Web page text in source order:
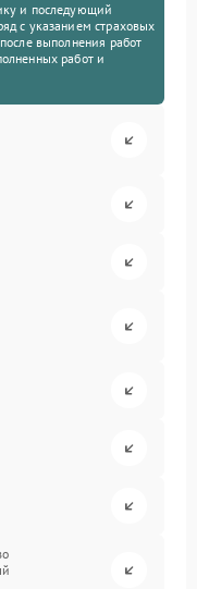
и последующий
с указанием страховых
выполнения работ
работ и